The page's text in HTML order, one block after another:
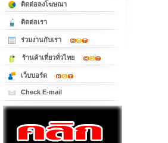
ติดต่อลงโฆษณา
ติดต่อเรา
ร่วมงานกับเรา
ร้านค้าเที่ยวทั่วไทย
เว็บบอร์ด
Check E-mail